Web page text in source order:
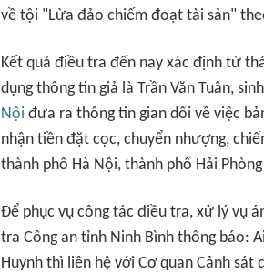
về tội "Lừa đảo chiếm đoạt tài sản"
Kết quả điều tra đến nay xác định từ
dụng thông tin giả là Trần Văn Tuân,
Nội đưa ra thông tin gian dối về việc
nhận tiền đặt cọc, chuyển nhượng,
thành phố Hà Nội, thành phố Hải
Để phục vụ công tác điều tra, xử lý vụ
tra Công an tỉnh Ninh Bình thông báo:
Huynh thì liên hệ với Cơ quan Cảnh